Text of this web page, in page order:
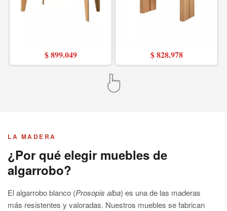
$ 899.049 $ 828.978
LA MADERA
¿Por qué elegir muebles de
algarrobo?
El algarrobo blanco (Prosopis alba) es una de las maderas
más resistentes y valoradas. Nuestros muebles se fabrican